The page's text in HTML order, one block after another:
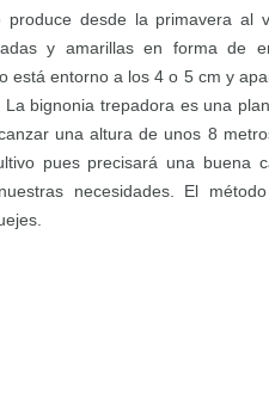
desde la primavera al
y amarillas en forma de
está entorno a los 4 o 5 cm y
bignonia trepadora es una
una altura de unos 8
pues precisará una buena
necesidades. El